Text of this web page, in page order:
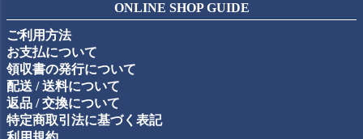
ップ
ONLINE SHOP GUIDE
ご利用方法
お支払について
領収書の発行について
配送 / 送料について
返品 / 交換について
特定商取引法に基づく表記